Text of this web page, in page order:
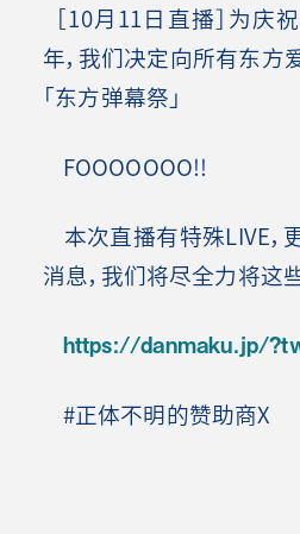
［10月11日直播］为庆
年，我们决定向所有东方
「东方弹幕祭」
FOOOOOOO!!
本次直播有特殊LIVE，
消息，我们将尽全力将这
https://danmaku.jp/
#正体不明的赞助商X